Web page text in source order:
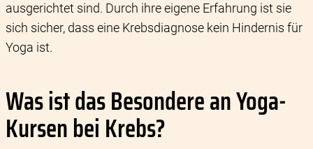
ausgerichtet sind. Durch ihre eigene Erfahrung ist sie
sich sicher, dass eine Krebsdiagnose kein Hindernis für
Yoga ist.
Was ist das Besondere an Yoga-
Kursen bei Krebs?